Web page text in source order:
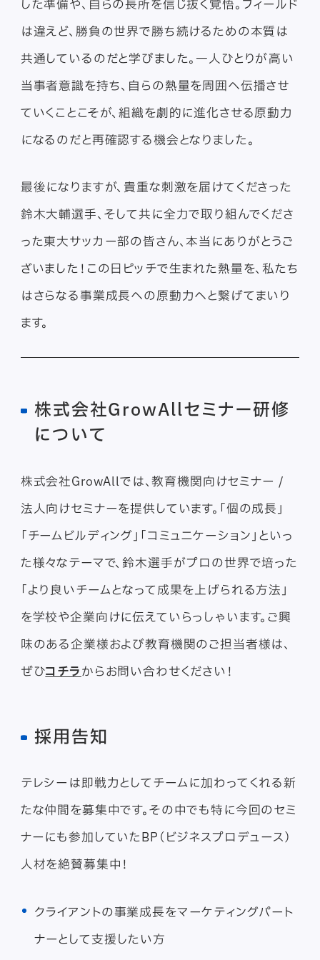
した準備や、自らの長所を信じ抜く覚悟。フィールド
は違えど、勝負の世界で勝ち続けるための本質は
共通しているのだと学びました。一人ひとりが高い
当事者意識を持ち、自らの熱量を周囲へ伝播させ
ていくことこそが、組織を劇的に進化させる原動力
になるのだと再確認する機会となりました。
最後になりますが、貴重な刺激を届けてくださった
鈴木大輔選手、そして共に全力で取り組んでくださ
った東大サッカー部の皆さん、本当にありがとうご
ざいました！この日ピッチで生まれた熱量を、私たち
はさらなる事業成長への原動力へと繋げてまいり
ます。
株式会社GrowAllセミナー研修
について
株式会社GrowAllでは、教育機関向けセミナー /
法人向けセミナーを提供しています。「個の成長」
「チームビルディング」「コミュニケーション」といっ
た様々なテーマで、鈴木選手がプロの世界で培った
「より良いチームとなって成果を上げられる方法」
を学校や企業向けに伝えていらっしゃいます。ご興
味のある企業様および教育機関のご担当者様は、
ぜひコチラ からお問い合わせください！
採用告知
テレシーは即戦力としてチームに加わってくれる新
たな仲間を募集中です。その中でも特に今回のセミ
ナーにも参加していたBP（ビジネスプロデュース）
人材を絶賛募集中！
クライアントの事業成長をマーケティングパート
ナーとして支援したい方